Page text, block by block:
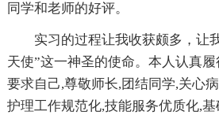
同学和老师的好评。
实习的过程让我收获颇多，让
天使”这一神圣的使命。本人认真
要求自己,尊敬师长,团结同学,关心
护理工作规范化,技能服务优质化,